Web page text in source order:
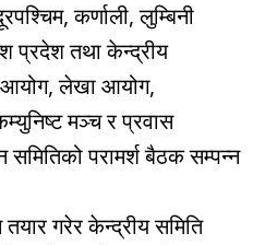
कर्णाली, लुम्बिनी
प्रदेश तथा केन्द्रीय
आयोग, लेखा आयोग,
मञ्च र प्रवास
परामर्श बैठक सम्पन्न
गरेर केन्द्रीय समिति